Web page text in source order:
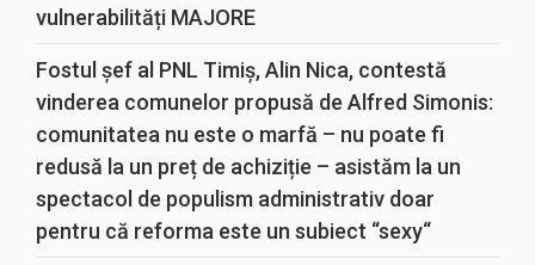
vulnerabilități MAJORE
Fostul șef al PNL Timiș, Alin Nica, contestă
vinderea comunelor propusă de Alfred Simonis:
comunitatea nu este o marfă – nu poate fi
redusă la un preț de achiziție – asistăm la un
spectacol de populism administrativ doar
pentru că reforma este un subiect “sexy“